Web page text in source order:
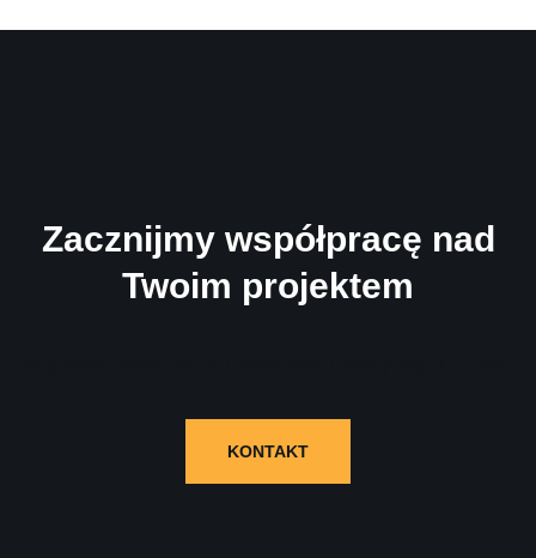
Zacznijmy współpracę nad
Twoim projektem
KONTAKT